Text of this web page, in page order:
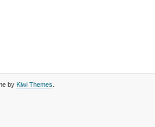
by Kiwi Themes